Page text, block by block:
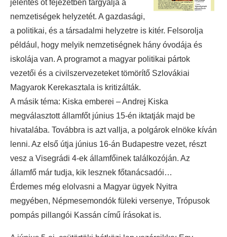
jelentés öt fejezetben tárgyalja a
nemzetiségek helyzetét. A gazdasági,
a politikai, és a társadalmi helyzetre is kitér. Felsorolja
például, hogy melyik nemzetiségnek hány óvodája és
iskolája van. A programot a magyar politikai pártok
vezetői és a civilszervezeteket tömörítő Szlovákiai
Magyarok Kerekasztala is kritizálták.
A másik téma: Kiska emberei – Andrej Kiska
megválasztott államfőt június 15-én iktatják majd be
hivatalába. Továbbra is azt vallja, a polgárok elnöke kíván
lenni. Az első útja június 16-án Budapestre vezet, részt
vesz a Visegrádi 4-ek államfőinek találkozóján. Az
államfő már tudja, kik lesznek főtanácsadói…
Érdemes még elolvasni a Magyar ügyek Nyitra
megyében, Népmesemondók füleki versenye, Trópusok
pompás pillangói Kassán című írásokat is.